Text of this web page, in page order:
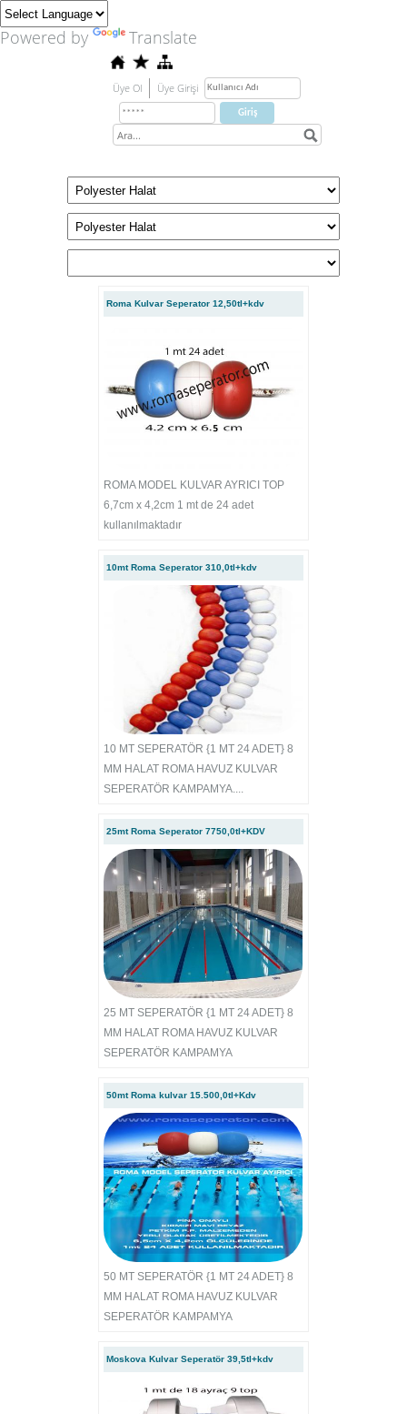
Powered by Translate
Üye Ol Üye Girişi
Roma Kulvar Seperator 12,50tl+kdv
ROMA MODEL KULVAR AYRICI TOP
6,7cm x 4,2cm 1 mt de 24 adet
kullanılmaktadır
10mt Roma Seperator 310,0tl+kdv
10 MT SEPERATÖR {1 MT 24 ADET} 8
MM HALAT ROMA HAVUZ KULVAR
SEPERATÖR KAMPAMYA....
25mt Roma Seperator 7750,0tl+KDV
25 MT SEPERATÖR {1 MT 24 ADET} 8
MM HALAT ROMA HAVUZ KULVAR
SEPERATÖR KAMPAMYA
50mt Roma kulvar 15.500,0tl+Kdv
50 MT SEPERATÖR {1 MT 24 ADET} 8
MM HALAT ROMA HAVUZ KULVAR
SEPERATÖR KAMPAMYA
Moskova Kulvar Seperatör 39,5tl+kdv